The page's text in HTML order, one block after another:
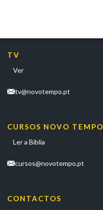
TV
Ver
tv@novotempo.pt
CURSOS NOVO TEMPO
Ler a Bíblia
cursos@novotempo.pt
CONTACTOS